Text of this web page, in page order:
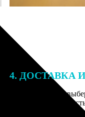
4. ДОСТАВКА
Введите адрес и
заказа. Если у вас
его в специальное